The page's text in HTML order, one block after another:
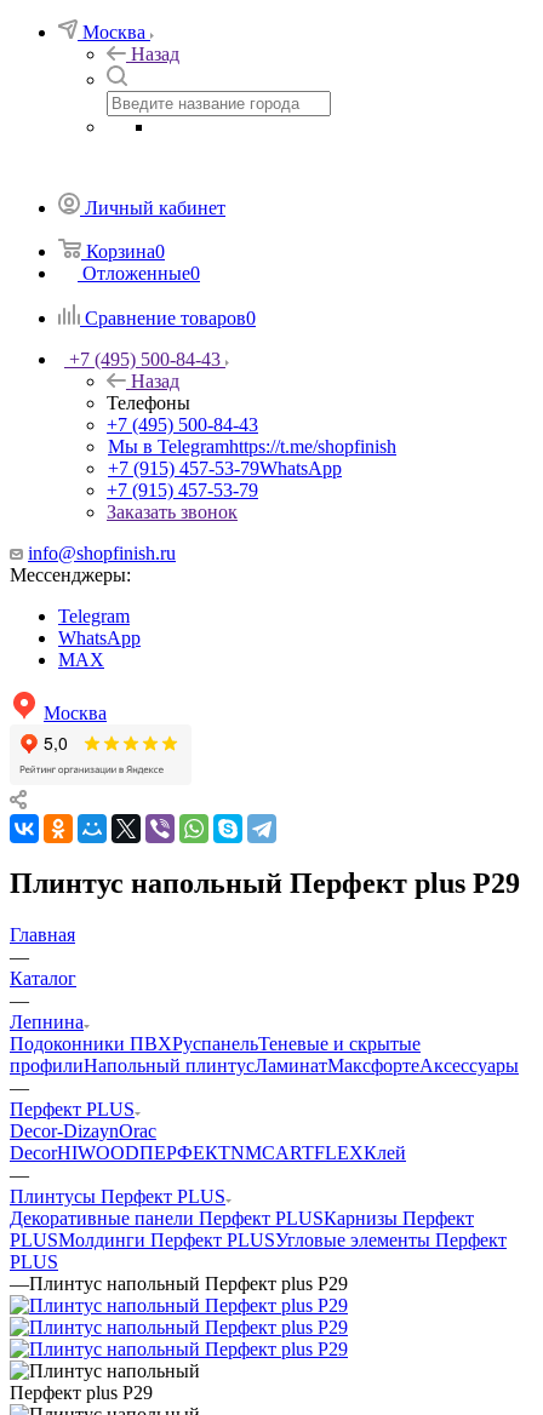
Москва
Назад
Личный кабинет
Корзина0
Отложенные0
Сравнение товаров0
+7 (495) 500-84-43
Назад
Телефоны
+7 (495) 500-84-43
Мы в Telegramhttps://t.me/shopfinish
+7 (915) 457-53-79WhatsApp
+7 (915) 457-53-79
Заказать звонок
info@shopfinish.ru
Мессенджеры:
Telegram
WhatsApp
MAX
Москва
Плинтус напольный Перфект plus P29
Главная
—
Каталог
—
Лепнина
Подоконники ПВХРуспанельТеневые и скрытые
профилиНапольный плинтусЛаминатМаксфортеАксессуары
—
Перфект PLUS
Decor-DizaynOrac
DecorHIWOODПЕРФЕКТNMCARTFLEXКлей
—
Плинтусы Перфект PLUS
Декоративные панели Перфект PLUSКарнизы Перфект
PLUSМолдинги Перфект PLUSУгловые элементы Перфект
PLUS
—Плинтус напольный Перфект plus P29